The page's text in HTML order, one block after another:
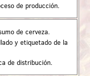
de producción.
de cerveza.
y etiquetado de la
de distribución.